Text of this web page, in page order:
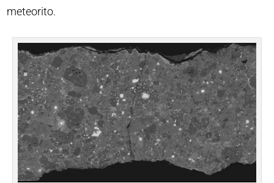
meteorito.